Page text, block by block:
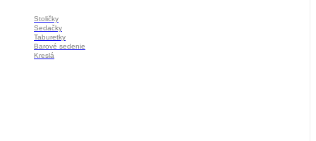
Stoličky
Sedačky
Taburetky
Barové sedenie
Kreslá